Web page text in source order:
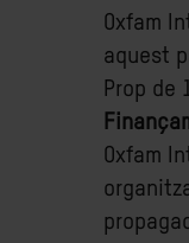
Oxfam
aquest
Prop de
Oxfam